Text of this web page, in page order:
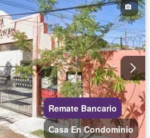
Remate Bancario
Casa En Condominio